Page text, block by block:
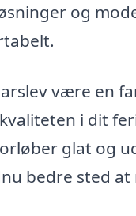
og
være en
i dit
glat og
bedre sted at